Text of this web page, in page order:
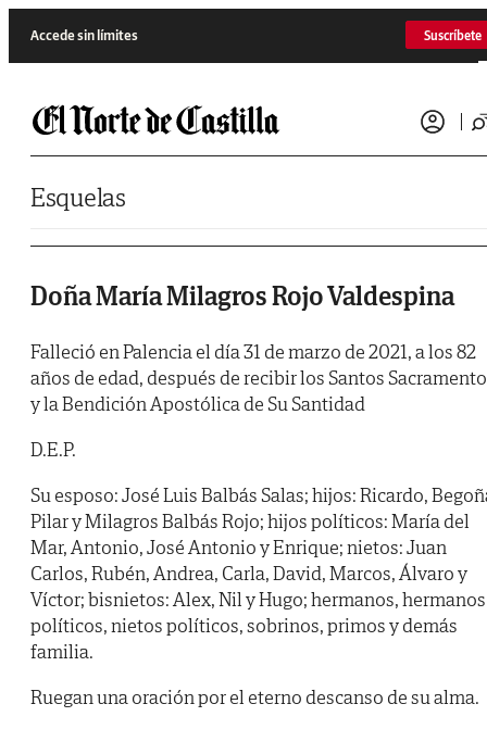
Accede sin límites Suscríbete
Esquelas
Doña María Milagros Rojo Valdespina
Falleció en Palencia el día 31 de marzo de 2021, a los 82
años de edad, después de recibir los Santos
y la Bendición Apostólica de Su Santidad
D.E.P.
Su esposo: José Luis Balbás Salas; hijos: Ricardo,
Pilar y Milagros Balbás Rojo; hijos políticos: María del
Mar, Antonio, José Antonio y Enrique; nietos: Juan
Carlos, Rubén, Andrea, Carla, David, Marcos, Álvaro y
Víctor; bisnietos: Alex, Nil y Hugo; hermanos, hermanos
políticos, nietos políticos, sobrinos, primos y demás
familia.
Ruegan una oración por el eterno descanso de su alma.